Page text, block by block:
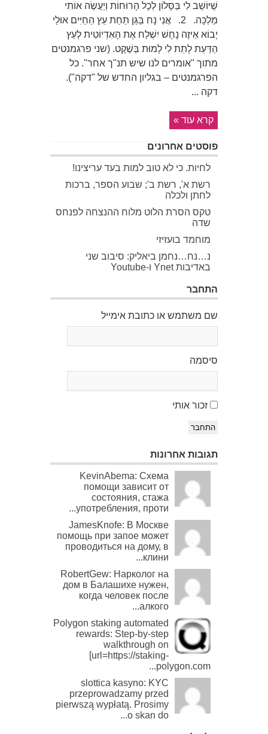
שֶׁיּוֹשֵׁב לִי בַּסָּלוֹן לְכָל הָרוּחוֹת וְיַעֲשֶׂה אוֹתִי
מַלְכָּה. 2. אֲנִי נָח בַּגַּן תַּחַת עֵץ הַחַיִּים אוּלַי
יָבוֹא אֵיזֶה נָחָשׁ יִשְׁלַח אֶת הָאִדְיוֹטִית לְעֵץ
הַדַּעַת לָתֵת לִי לָמוּת בְּשֶׁקֶט. (שני פרגמנטים
מתוך "אומרים לנו שיש תנ"ך אחר". כל
הפרגמנטים – בגליון החדש של "דקה").
דקה ...
קרא עוד »
פוסטים אחרונים
לחיות. כי לא טוב למות בעד עריצינו!
רשת א', רשת ב'; שבוע הספר, ברכות
לחתן ולכלה
טקס הסרת הלוט מלוח ההנצחה לפנחס
שדה
מוחמד בועזיזי
נ…נח…נחמן ביאליק: סיבוב שני
באדיבות Ynet ו-Youtube
התחבר
שם משתמש או כתובת אימייל
סיסמה
זכור אותי
התחבר
תגובות אחרונות
KevinAbema: Схема
помощи зависит от
состояния, стажа
употребления, проти...
JamesKnofe: В Москве
помощь при запое может
проводиться на дому, в
клини...
RobertGew: Нарколог на
дом в Балашихе нужен,
когда человек после
алкого...
Polygon staking automated
rewards: Step-by-step
walkthrough on
[url=https://staking-
polygon.com...
slottica kasyno: KYC
przeprowadzamy przed
pierwszą wypłatą. Prosimy
o skan do...